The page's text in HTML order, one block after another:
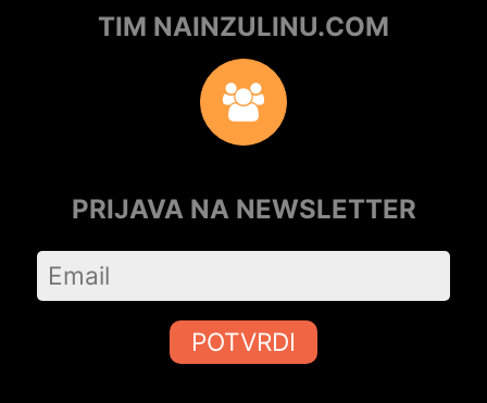
TIM NAINZULINU.COM
PRIJAVA NA NEWSLETTER
POTVRDI